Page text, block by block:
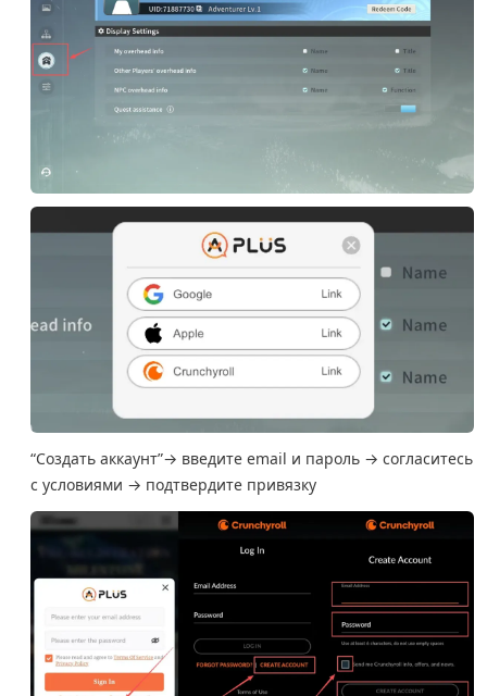
“Создать аккаунт”→ введите email и пароль → согласитесь
с условиями → подтвердите привязку